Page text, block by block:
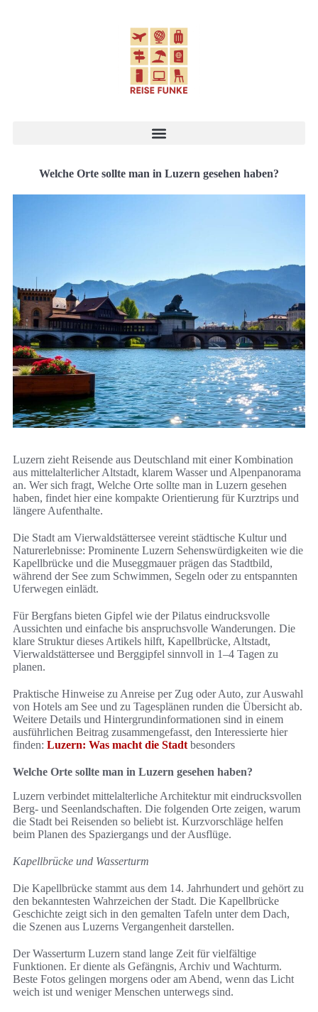
Welche Orte sollte man in Luzern gesehen haben?
Luzern zieht Reisende aus Deutschland mit einer Kombination
aus mittelalterlicher Altstadt, klarem Wasser und Alpenpanorama
an. Wer sich fragt, Welche Orte sollte man in Luzern gesehen
haben, findet hier eine kompakte Orientierung für Kurztrips und
längere Aufenthalte.
Die Stadt am Vierwaldstättersee vereint städtische Kultur und
Naturerlebnisse: Prominente Luzern Sehenswürdigkeiten wie die
Kapellbrücke und die Museggmauer prägen das Stadtbild,
während der See zum Schwimmen, Segeln oder zu entspannten
Uferwegen einlädt.
Für Bergfans bieten Gipfel wie der Pilatus eindrucksvolle
Aussichten und einfache bis anspruchsvolle Wanderungen. Die
klare Struktur dieses Artikels hilft, Kapellbrücke, Altstadt,
Vierwaldstättersee und Berggipfel sinnvoll in 1–4 Tagen zu
planen.
Praktische Hinweise zu Anreise per Zug oder Auto, zur Auswahl
von Hotels am See und zu Tagesplänen runden die Übersicht ab.
Weitere Details und Hintergrundinformationen sind in einem
ausführlichen Beitrag zusammengefasst, den Interessierte hier
finden: Luzern: Was macht die Stadt besonders
Welche Orte sollte man in Luzern gesehen haben?
Luzern verbindet mittelalterliche Architektur mit eindrucksvollen
Berg- und Seenlandschaften. Die folgenden Orte zeigen, warum
die Stadt bei Reisenden so beliebt ist. Kurzvorschläge helfen
beim Planen des Spaziergangs und der Ausflüge.
Kapellbrücke und Wasserturm
Die Kapellbrücke stammt aus dem 14. Jahrhundert und gehört zu
den bekanntesten Wahrzeichen der Stadt. Die Kapellbrücke
Geschichte zeigt sich in den gemalten Tafeln unter dem Dach,
die Szenen aus Luzerns Vergangenheit darstellen.
Der Wasserturm Luzern stand lange Zeit für vielfältige
Funktionen. Er diente als Gefängnis, Archiv und Wachturm.
Beste Fotos gelingen morgens oder am Abend, wenn das Licht
weich ist und weniger Menschen unterwegs sind.